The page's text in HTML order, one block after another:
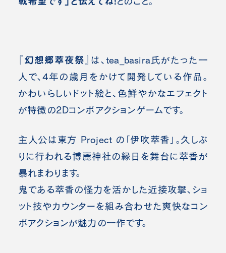
『幻想郷萃夜祭』 は、tea_basira氏がたった一
人で、4年の歳月をかけて開発している作品。
かわいらしいドット絵と、色鮮やかなエフェクト
が特徴の2Dコンボアクションゲームです。
主人公は東方 Project の「伊吹萃香」。久しぶ
りに行われる博麗神社の縁日を舞台に萃香が
暴れまわります。
鬼である萃香の怪力を活かした近接攻撃、ショ
ット技やカウンターを組み合わせた爽快なコン
ボアクションが魅力の一作です。